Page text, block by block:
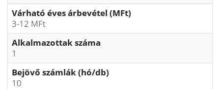
Várható éves árbevétel (MFt)
3-12 MFt
Alkalmazottak száma
1
Bejövő számlák (hó/db)
10